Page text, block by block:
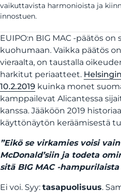
vaikuttavista harmonioista ja
innostuen.
EUIPO:n BIG MAC -päätös
kuohumaan. Vaikka päätös
vieraalta, on taustalla
harkitut periaatteet.
10.2.2019 kuinka monet
kamppailevat Alicantessa
kanssa. Jääköön 2019
käyttönäytön keräämisestä tuli
”Eikö se virkamies voisi
McDonald’siin ja todeta
sitä BIG MAC -
Ei voi. Syy: tasapuolisuus.